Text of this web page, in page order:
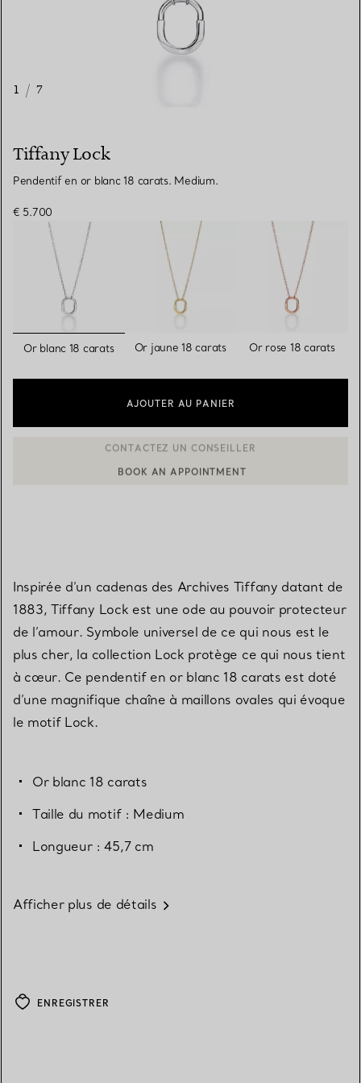
1 / 7
Tiffany Lock
Pendentif en or blanc 18 carats. Medium.
€ 5.700
sélectionnés
Or blanc 18 carats Or jaune 18 carats Or rose 18 carats
AJOUTER AU PANIER
CONTACTER UN CONSEILLER CLIENT OU PRENDRE RENDEZ-
Inspirée d’un cadenas des Archives Tiffany datant de
1883, Tiffany Lock est une ode au pouvoir protecteur
de l’amour. Symbole universel de ce qui nous est le
plus cher, la collection Lock protège ce qui nous tient
à cœur. Ce pendentif en or blanc 18 carats est doté
d’une magnifique chaîne à maillons ovales qui évoque
le motif Lock.
Or blanc 18 carats
Taille du motif : Medium
Longueur : 45,7 cm
Afficher plus de détails
ENREGISTRER